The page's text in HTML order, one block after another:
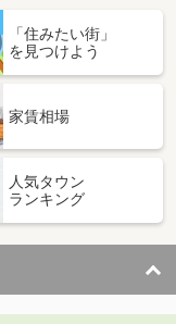
「住みたい街」
を見つけよう
家賃相場
人気タウン
ランキング